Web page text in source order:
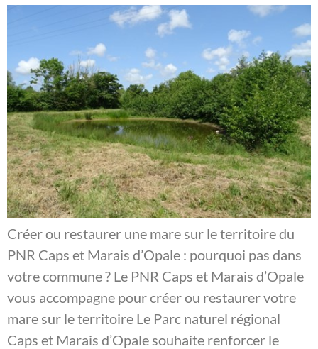
Créer ou restaurer une mare sur le territoire du
PNR Caps et Marais d’Opale : pourquoi pas dans
votre commune ? Le PNR Caps et Marais d’Opale
vous accompagne pour créer ou restaurer votre
mare sur le territoire Le Parc naturel régional
Caps et Marais d’Opale souhaite renforcer le